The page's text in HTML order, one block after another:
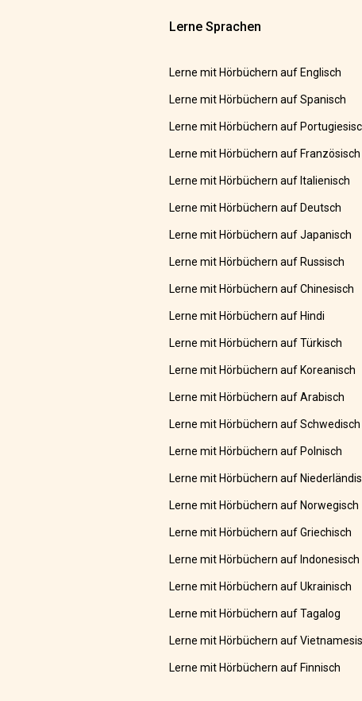
Lerne Sprachen
Lerne mit Hörbüchern auf Englisch
Lerne mit Hörbüchern auf Spanisch
Lerne mit Hörbüchern auf
Lerne mit Hörbüchern auf Französisch
Lerne mit Hörbüchern auf Italienisch
Lerne mit Hörbüchern auf Deutsch
Lerne mit Hörbüchern auf Japanisch
Lerne mit Hörbüchern auf Russisch
Lerne mit Hörbüchern auf Chinesisch
Lerne mit Hörbüchern auf Hindi
Lerne mit Hörbüchern auf Türkisch
Lerne mit Hörbüchern auf Koreanisch
Lerne mit Hörbüchern auf Arabisch
Lerne mit Hörbüchern auf Schwedisch
Lerne mit Hörbüchern auf Polnisch
Lerne mit Hörbüchern auf
Lerne mit Hörbüchern auf Norwegisch
Lerne mit Hörbüchern auf Griechisch
Lerne mit Hörbüchern auf Indonesisch
Lerne mit Hörbüchern auf Ukrainisch
Lerne mit Hörbüchern auf Tagalog
Lerne mit Hörbüchern auf
Lerne mit Hörbüchern auf Finnisch